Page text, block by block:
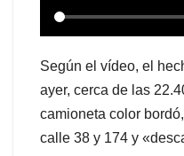
Según el vídeo, el
ayer, cerca de las
camioneta color
calle 38 y 174 y